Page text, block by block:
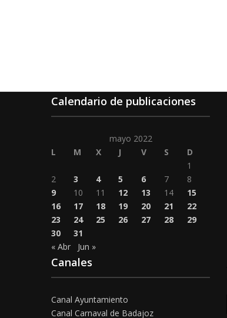
Calendario de publicaciones
mayo 2022
L
M X J V S
D
1
2
3 4 5 6 7
8
9
10 11 12 13 14
15
16
17 18 19 20 21
22
23
24 25 26 27 28
29
30
31
« Abr
Jun »
Canales
Canal Ayuntamiento
Canal Carnaval de Badajoz